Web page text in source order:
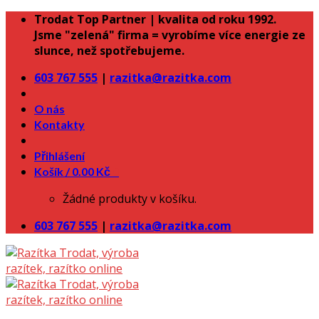
Skip
content
Trodat Top Partner | kvalita od roku 1992.
Jsme "zelená" firma = vyrobíme více energie ze
slunce, než spotřebujeme.
603 767 555 | razitka@razitka.com
O nás
Kontakty
Přihlášení
Košík /0.00 Kč
Žádné produkty v košíku.
603 767 555 | razitka@razitka.com